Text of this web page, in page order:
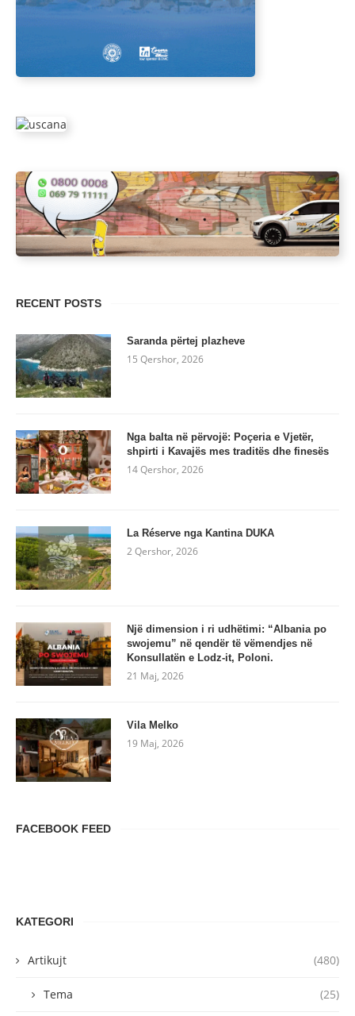
RECENT POSTS
Saranda përtej plazheve
15 Qershor, 2026
Nga balta në përvojë: Poçeria e Vjetër,
shpirti i Kavajës mes traditës dhe finesës
14 Qershor, 2026
La Réserve nga Kantina DUKA
2 Qershor, 2026
Një dimension i ri udhëtimi: “Albania po
swojemu” në qendër të vëmendjes në
Konsullatën e Lodz-it, Poloni.
21 Maj, 2026
Vila Melko
19 Maj, 2026
FACEBOOK FEED
KATEGORI
Artikujt (480)
Tema (25)